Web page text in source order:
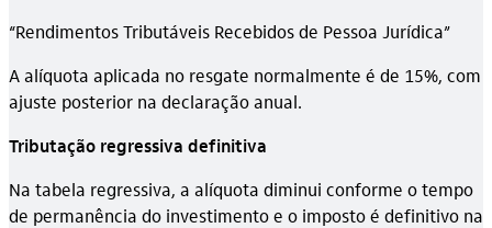
“Rendimentos Tributáveis Recebidos de Pessoa Jurídica”
A alíquota aplicada no resgate normalmente é de 15%, com
ajuste posterior na declaração anual.
Tributação regressiva definitiva
Na tabela regressiva, a alíquota diminui conforme o tempo
de permanência do investimento e o imposto é definitivo na